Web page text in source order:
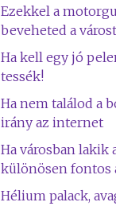
Ezekkel a
beveheted a várost
Ha kell egy jó
tessék!
Ha nem találod a
irány az internet
Ha városban lakik
különösen fontos
Hélium palack,